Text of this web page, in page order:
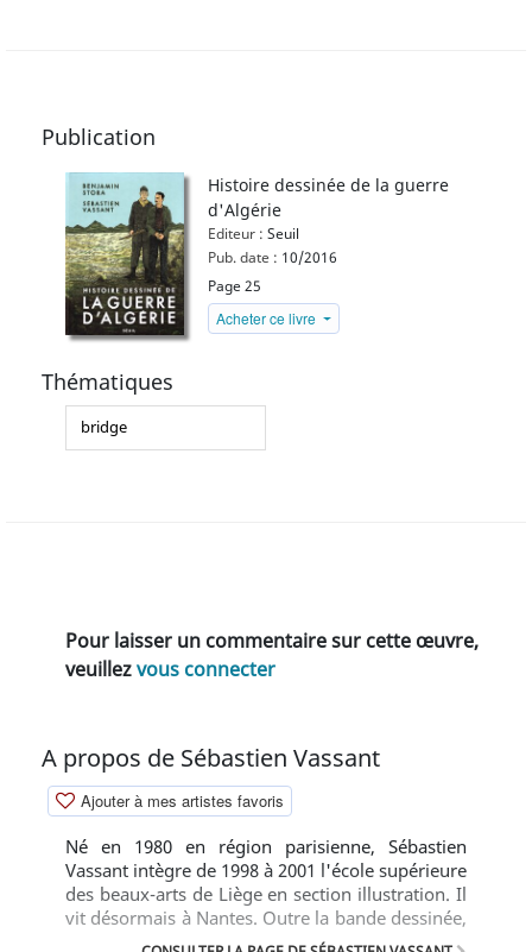
Publication
Histoire dessinée de la guerre
d'Algérie
Editeur : Seuil
Pub. date : 10/2016
Page 25
Acheter ce livre
Thématiques
bridge
Pour laisser un commentaire sur cette œuvre,
veuillezvous connecter
A propos de Sébastien Vassant
Ajouter à mes artistes favoris
Né en 1980 en région parisienne, Sébastien
Vassant intègre de 1998 à 2001 l'école supérieure
des beaux-arts de Liège en section illustration. Il
vit désormais à Nantes. Outre la bande dessinée,
il a été tour à tour libraire, directeur de